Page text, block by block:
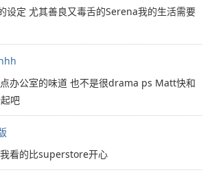
设定 尤其善良又毒舌的Serena我的生活需要
办公室的味道 也不是很drama ps Matt快和
吧
看的比superstore开心